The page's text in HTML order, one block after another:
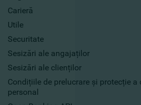
Carieră
Utile
Securitate
Sesizări ale angajaților
Sesizări ale clienților
Condițiile de prelucrare și protecție a
personal